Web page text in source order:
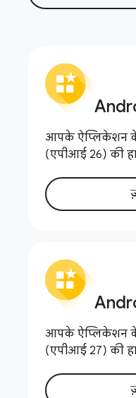
आपके ऐप्लिकेशन
(एपीआई 26) की
आपके ऐप्लिकेशन
(एपीआई 27) की